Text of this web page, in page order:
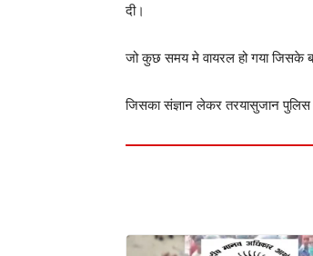
दी।
जो कुछ समय मे वायरल हो गया जिसके
जिसका संज्ञान लेकर तरयासुजान